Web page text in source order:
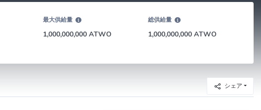
最大供給量
1,000,000,000 ATWO
総供給量
1,000,000,000 ATWO
シェア